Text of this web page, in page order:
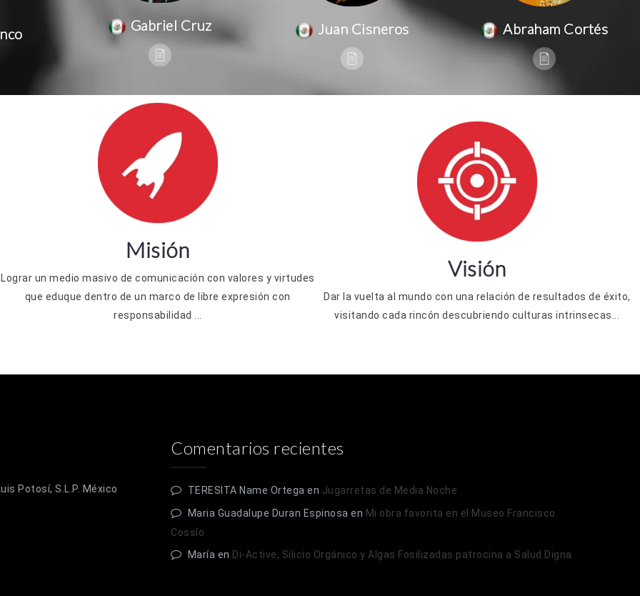
Gabriel Cruz Juan Cisneros Abraham Cortés
Misión
Lograr un medio masivo de comunicación con valores y virtudes
que eduque dentro de un marco de libre expresión con
responsabilidad ...
Visión
Dar la vuelta al mundo con una relación de resultados de éxito,
visitando cada rincón descubriendo culturas intrinsecas...
Potosí, S.L.P. México
Comentarios recientes
TERESITA Name Ortega en Jugarretas de Media Noche
Maria Guadalupe Duran Espinosa en Mi obra favorita en el Museo Francisco
Cossío
María en Di-Active, Silicio Orgánico y Algas Fosilizadas patrocina a Salud Digna